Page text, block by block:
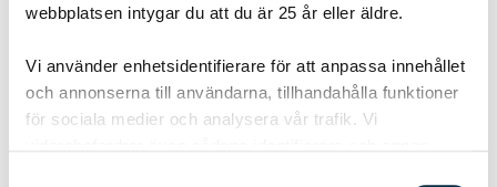
webbplatsen intygar du att du är 25 år eller äldre.
Vi använder enhetsidentifierare för att anpassa innehållet
och annonserna till användarna, tillhandahålla funktioner
för sociala medier och analysera vår trafik. Vi